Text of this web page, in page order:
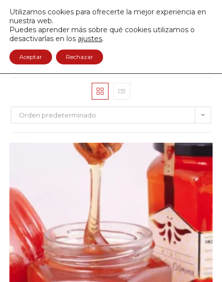
Envío GRATIS a partir de 50€
Orden predeterminado
Utilizamos cookies para ofrecerte la mejor experiencia en
nuestra web.
Puedes aprender más sobre qué cookies utilizamos o
desactivarlas en los ajustes.
Aceptar Rechazar